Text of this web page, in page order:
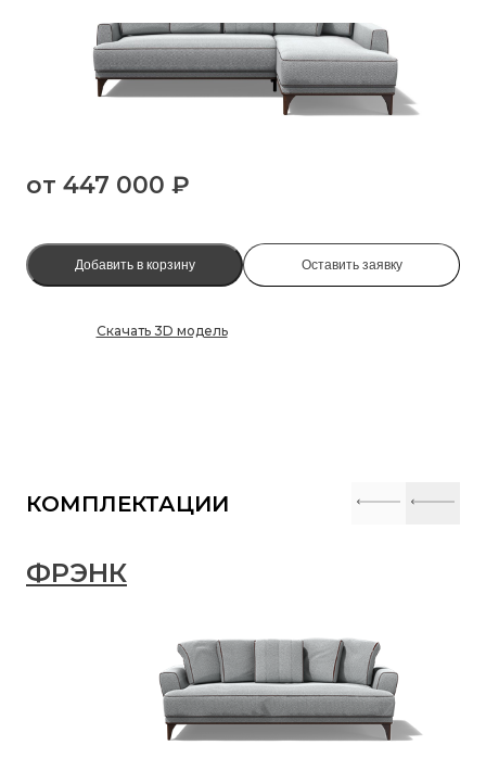
от 447 000 ₽
Добавить в корзину Оставить заявку
Скачать 3D модель
КОМПЛЕКТАЦИИ
ФРЭНК